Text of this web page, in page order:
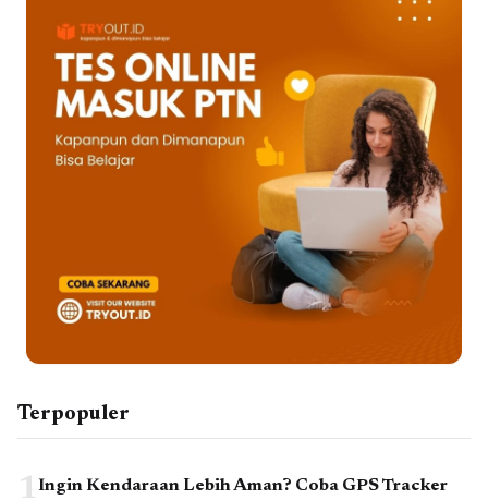
Terpopuler
1Ingin Kendaraan Lebih Aman? Coba GPS Tracker